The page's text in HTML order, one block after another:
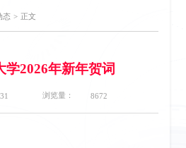
态 > 正文
学2026年新年贺词
浏览量： 8672